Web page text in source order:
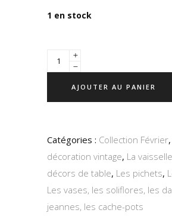
1 en stock
AJOUTER AU PANIER
Catégories : Collection Février,
décoration vintage, La vaisselle
décors de table, Les pichets,
Les vases, les soliflores, les
jeannes, les cache-pots